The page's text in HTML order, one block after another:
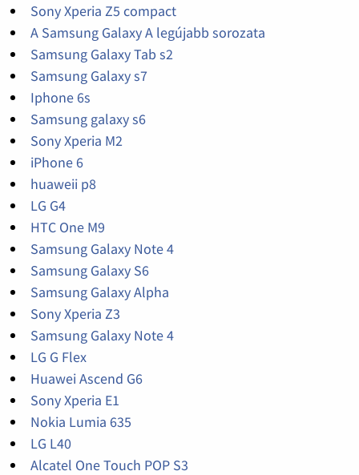
Sony Xperia Z5 compact
A Samsung Galaxy A legújabb sorozata
Samsung Galaxy Tab s2
Samsung Galaxy s7
Iphone 6s
Samsung galaxy s6
Sony Xperia M2
iPhone 6
huaweii p8
LG G4
HTC One M9
Samsung Galaxy Note 4
Samsung Galaxy S6
Samsung Galaxy Alpha
Sony Xperia Z3
Samsung Galaxy Note 4
LG G Flex
Huawei Ascend G6
Sony Xperia E1
Nokia Lumia 635
LG L40
Alcatel One Touch POP S3